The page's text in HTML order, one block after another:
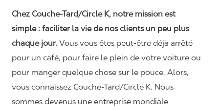
Chez Couche-Tard/Circle K, notre mission est
simple : faciliter la vie de nos clients un peu plus
chaque jour. Vous vous êtes peut-être déjà arrêté
pour un café, pour faire le plein de votre voiture ou
pour manger quelque chose sur le pouce. Alors,
vous connaissez Couche-Tard/Circle K. Nous
sommes devenus une entreprise mondiale